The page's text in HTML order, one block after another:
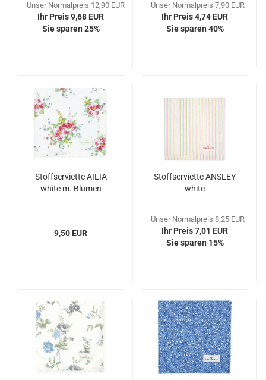
Unser Normalpreis 12,90 EUR
Ihr Preis 9,68 EUR
Sie sparen 25%
Unser Normalpreis 7,90 EUR
Ihr Preis 4,74 EUR
Sie sparen 40%
Stoffserviette AILIA
white m. Blumen
9,50 EUR
Stoffserviette ANSLEY
white
Unser Normalpreis 8,25 EUR
Ihr Preis 7,01 EUR
Sie sparen 15%